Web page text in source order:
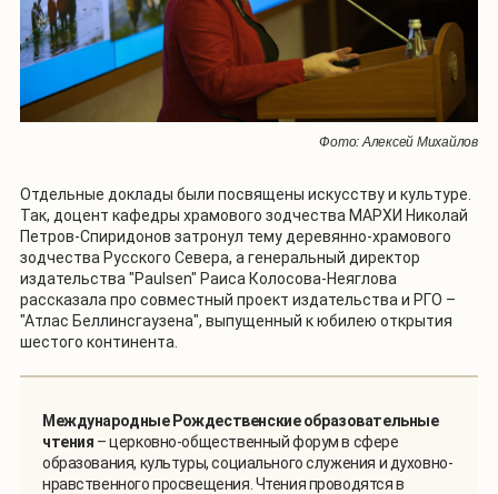
Фото: Алексей Михайлов
Отдельные доклады были посвящены искусству и культуре.
Так, доцент кафедры храмового зодчества МАРХИ Николай
Петров-Спиридонов затронул тему деревянно-храмового
зодчества Русского Севера, а генеральный директор
издательства "Paulsen" Раиса Колосова-Неяглова
рассказала про совместный проект издательства и РГО –
"Атлас Беллинсгаузена", выпущенный к юбилею открытия
шестого континента.
Международные Рождественские образовательные
чтения – церковно-общественный форум в сфере
образования, культуры, социального служения и духовно-
нравственного просвещения. Чтения проводятся в